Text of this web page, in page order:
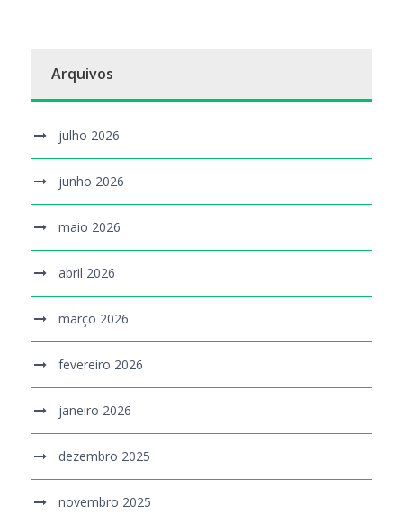
Arquivos
julho 2026
junho 2026
maio 2026
abril 2026
março 2026
fevereiro 2026
janeiro 2026
dezembro 2025
novembro 2025